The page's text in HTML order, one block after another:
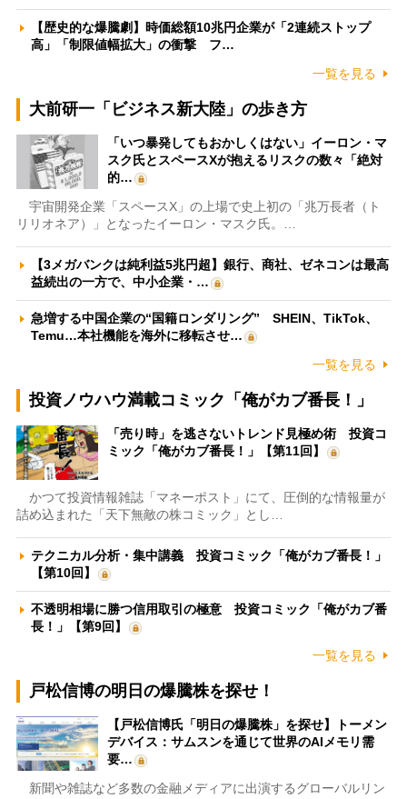
【歴史的な爆騰劇】時価総額10兆円企業が「2連続ストップ
高」「制限値幅拡大」の衝撃 フ…
一覧を見る
大前研一「ビジネス新大陸」の歩き方
「いつ暴発してもおかしくはない」イーロン・マ
スク氏とスペースXが抱えるリスクの数々「絶対
的…
宇宙開発企業「スペースX」の上場で史上初の「兆万長者（ト
リリオネア）」となったイーロン・マスク氏。…
【3メガバンクは純利益5兆円超】銀行、商社、ゼネコンは最高
益続出の一方で、中小企業・…
急増する中国企業の“国籍ロンダリング” SHEIN、TikTok、
Temu…本社機能を海外に移転させ…
一覧を見る
投資ノウハウ満載コミック「俺がカブ番長！」
「売り時」を逃さないトレンド見極め術 投資コ
ミック「俺がカブ番長！」【第11回】
かつて投資情報雑誌「マネーポスト」にて、圧倒的な情報量が
詰め込まれた「天下無敵の株コミック」とし…
テクニカル分析・集中講義 投資コミック「俺がカブ番長！」
【第10回】
不透明相場に勝つ信用取引の極意 投資コミック「俺がカブ番
長！」【第9回】
一覧を見る
戸松信博の明日の爆騰株を探せ！
【戸松信博氏「明日の爆騰株」を探せ】トーメン
デバイス：サムスンを通じて世界のAIメモリ需
要…
新聞や雑誌など多数の金融メディアに出演するグローバルリン